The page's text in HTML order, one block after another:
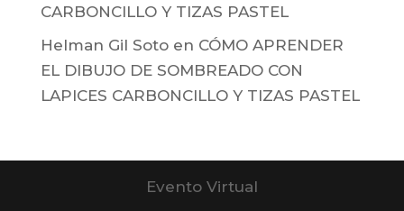
CARBONCILLO Y TIZAS PASTEL
Helman Gil Sotoen CÓMO APRENDER
EL DIBUJO DE SOMBREADO CON
LAPICES CARBONCILLO Y TIZAS PASTEL
Evento Virtual